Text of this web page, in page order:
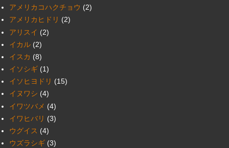
アメリカコハクチョウ (2)
アメリカヒドリ (2)
アリスイ (2)
イカル (2)
イスカ (8)
イソシギ (1)
イソヒヨドリ (15)
イヌワシ (4)
イワツバメ (4)
イワヒバリ (3)
ウグイス (4)
ウズラシギ (3)